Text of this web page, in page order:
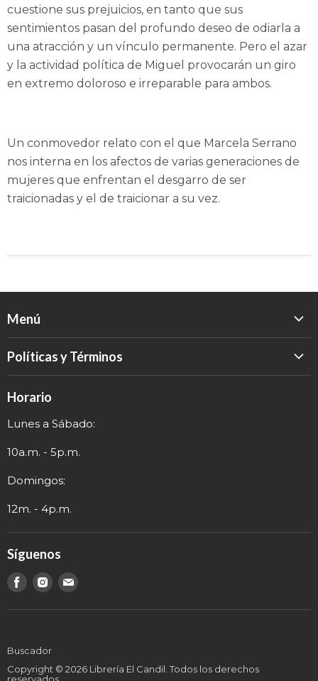
cuestione sus prejuicios, en tanto que sus
sentimientos pasan del profundo deseo de odiarla a
una atracción y un vínculo permanente. Pero el azar
y la actividad política de Miguel provocarán un giro
en extremo doloroso e irreparable para ambos.
Un conmovedor relato con el que Marcela Serrano
nos interna en los afectos de varias generaciones de
mujeres que enfrentan el desgarro de ser
traicionadas y el de traicionar a su vez.
Menú
Eventos
Políticas y Términos
Política de Privacidad
Términos y Envío
Información de Contacto
Horario
Lunes a Sábado:
10a.m. - 5p.m.
Domingos:
12m. - 4p.m.
Síguenos
Encuéntranos
Encuéntranos
Encuéntranos
Buscador
Copyright © 2026 Librería El Candil. Todos los derechos